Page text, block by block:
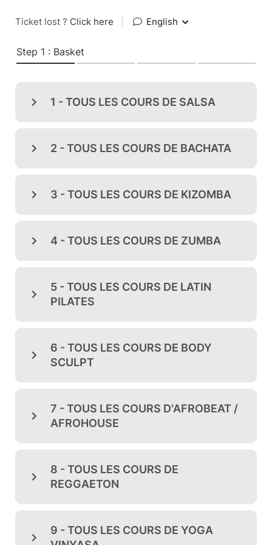
Ticket lost ? Click here English
Step 1 : Basket
1 - TOUS LES COURS DE SALSA
2 - TOUS LES COURS DE BACHATA
3 - TOUS LES COURS DE KIZOMBA
4 - TOUS LES COURS DE ZUMBA
5 - TOUS LES COURS DE LATIN
PILATES
6 - TOUS LES COURS DE BODY
SCULPT
7 - TOUS LES COURS D'AFROBEAT /
AFROHOUSE
8 - TOUS LES COURS DE
REGGAETON
9 - TOUS LES COURS DE YOGA